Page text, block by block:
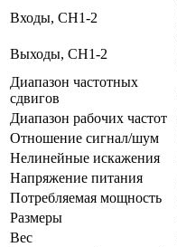
Входы, CH1-2
Выходы, CH1-2
Диапазон частотных
сдвигов
Диапазон рабочих частот
Отношение сигнал/шум
Нелинейные искажения
Напряжение питания
Потребляемая мощность
Размеры
Вес